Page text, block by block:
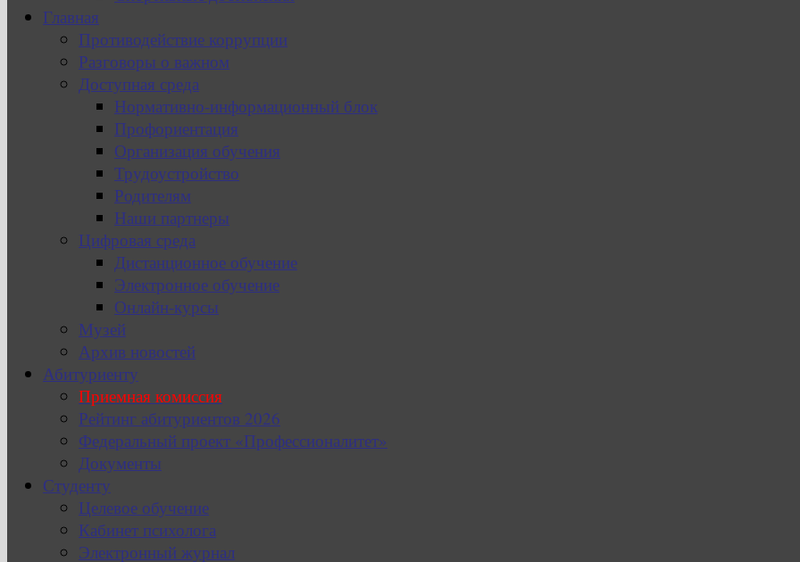
Главная
Противодействие коррупции
Разговоры о важном
Доступная среда
Нормативно-информационный блок
Профориентация
Организация обучения
Трудоустройство
Родителям
Наши партнеры
Цифровая среда
Дистанционное обучение
Электронное обучение
Онлайн-курсы
Музей
Архив новостей
Абитуриенту
Приемная комиссия
Рейтинг абитуриентов 2026
Федеральный проект «Профессионалитет»
Документы
Студенту
Целевое обучение
Кабинет психолога
Электронный журнал